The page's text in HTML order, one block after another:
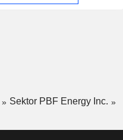
Sektor PBF Energy Inc.